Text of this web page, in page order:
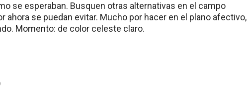
se esperaban. Busquen otras alternativas en el campo
ahora se puedan evitar. Mucho por hacer en el plano afectivo,
Momento: de color celeste claro.